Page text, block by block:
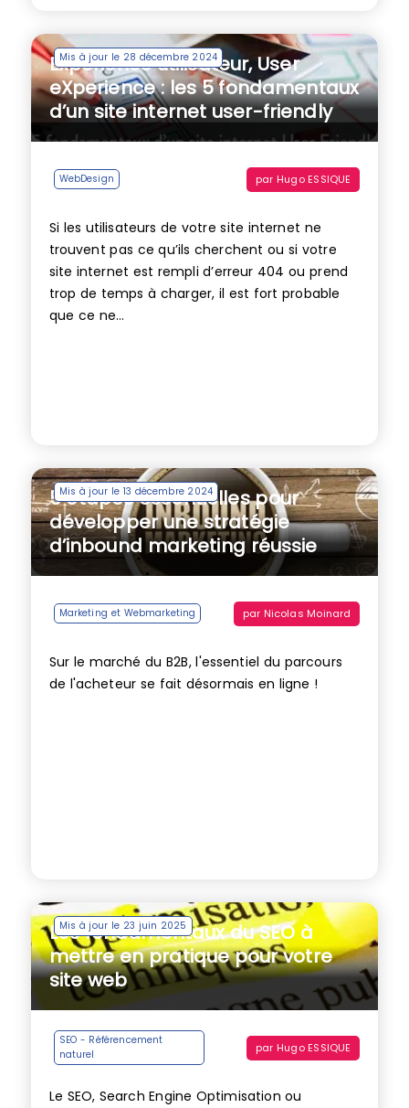
Mis à jour le 28 décembre 2024
Expérience utilisateur, User
eXperience : les 5 fondamentaux
d’un site internet user-friendly
WebDesign par Hugo ESSIQUE
Si les utilisateurs de votre site internet ne
trouvent pas ce qu’ils cherchent ou si votre
site internet est rempli d’erreur 404 ou prend
trop de temps à charger, il est fort probable
que ce ne...
Mis à jour le 13 décembre 2024
5 étapes essentielles pour
développer une stratégie
d’inbound marketing réussie
Marketing et Webmarketing par Nicolas Moinard
Sur le marché du B2B, l'essentiel du parcours
de l'acheteur se fait désormais en ligne !
Mis à jour le 23 juin 2025
Les fondamentaux du SEO à
mettre en pratique pour votre
site web
SEO - Référencement
naturel
par Hugo ESSIQUE
Le SEO, Search Engine Optimisation ou